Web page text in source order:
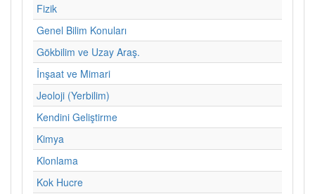
Fizik
Genel Bilim Konuları
Gökbilim ve Uzay Araş.
İnşaat ve Mimari
Jeoloji (Yerbilim)
Kendini Geliştirme
Kimya
Klonlama
Kok Hucre